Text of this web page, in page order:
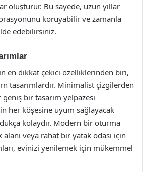
oluşturur. Bu sayede, uzun yıllar
koruyabilir ve zamanla
edebilirsiniz.
en dikkat çekici özelliklerinden biri,
tasarımlardır. Minimalist çizgilerden
bir tasarım yelpazesi
her köşesine uyum sağlayacak
kolaydır. Modern bir oturma
alanı veya rahat bir yatak odası için
evinizi yenilemek için mükemmel